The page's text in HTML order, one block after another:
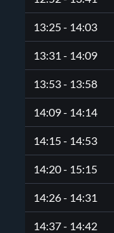
13:25 - 14:03
13:31 - 14:09
13:53 - 13:58
14:09 - 14:14
14:15 - 14:53
14:20 - 15:15
14:26 - 14:31
14:37 - 14:42